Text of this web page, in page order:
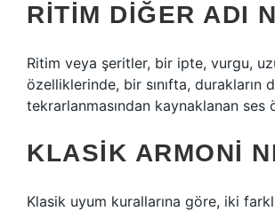
RITIM DIĞER ADI
Ritim veya şeritler, bir ipte, vurgu,
özelliklerinde, bir sınıfta, durakların
tekrarlanmasından kaynaklanan ses
KLASIK ARMONI
Klasik uyum kurallarına göre, iki